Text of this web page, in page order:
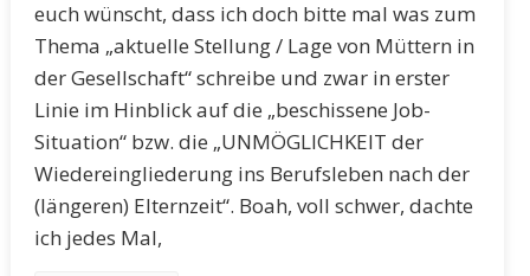
euch wünscht, dass ich doch bitte mal was zum
Thema „aktuelle Stellung / Lage von Müttern in
der Gesellschaft“ schreibe und zwar in erster
Linie im Hinblick auf die „beschissene Job-
Situation“ bzw. die „UNMÖGLICHKEIT der
Wiedereingliederung ins Berufsleben nach der
(längeren) Elternzeit“. Boah, voll schwer, dachte
ich jedes Mal,